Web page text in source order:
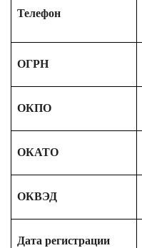
Телефон
ОГРН
ОКПО
ОКАТО
ОКВЭД
Дата регистрации